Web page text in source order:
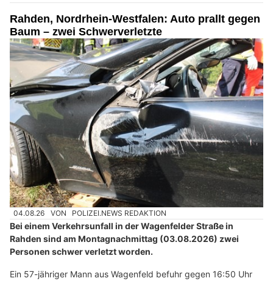
Rahden, Nordrhein-Westfalen: Auto prallt gegen
Baum – zwei Schwerverletzte
04.08.26 VON POLIZEI.NEWS REDAKTION
Bei einem Verkehrsunfall in der Wagenfelder Straße in
Rahden sind am Montagnachmittag (03.08.2026) zwei
Personen schwer verletzt worden.
Ein 57-jähriger Mann aus Wagenfeld befuhr gegen 16:50 Uhr